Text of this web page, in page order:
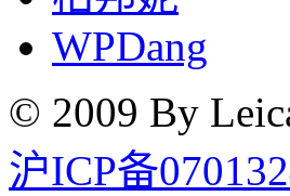
WPDang
© 2009 By
沪ICP备